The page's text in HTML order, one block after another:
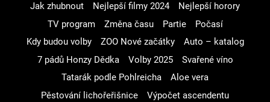
Jak zhubnout Nejlepší filmy 2024
Nejlepší horory
TV program
Změna času Partie
Počasí
Kdy budou volby
ZOO Nové začátky
Auto – katalog
7 pádů Honzy Dědka
Volby 2025
Svařené víno
Tatarák podle Pohlreicha
Aloe vera
Pěstování lichořeřišnice
Výpočet ascendentu